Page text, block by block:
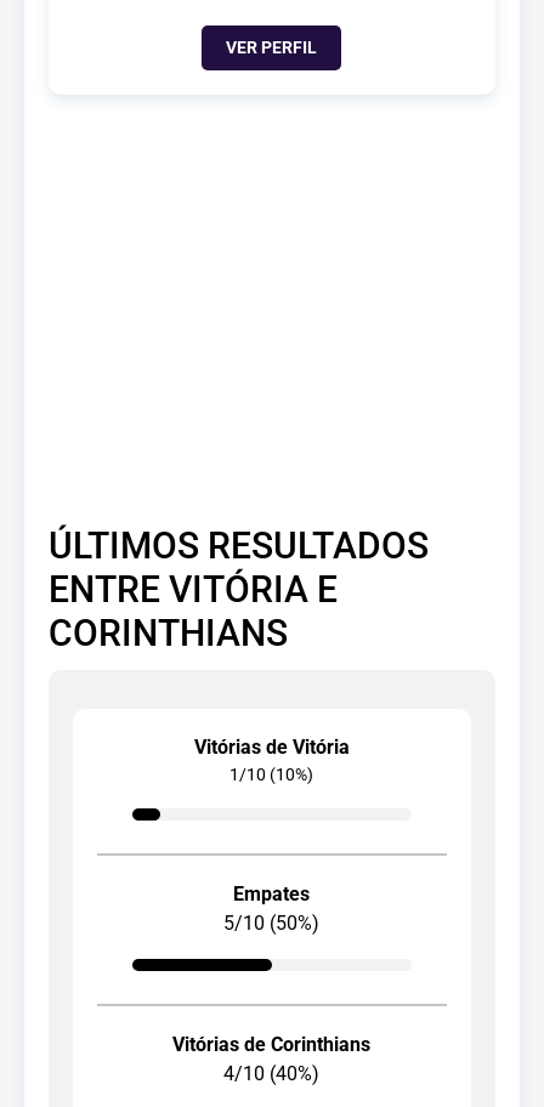
VER PERFIL
ÚLTIMOS RESULTADOS
ENTRE VITÓRIA E
CORINTHIANS
Vitórias de Vitória
1/10 (10%)
Empates
5/10 (50%)
Vitórias de Corinthians
4/10 (40%)